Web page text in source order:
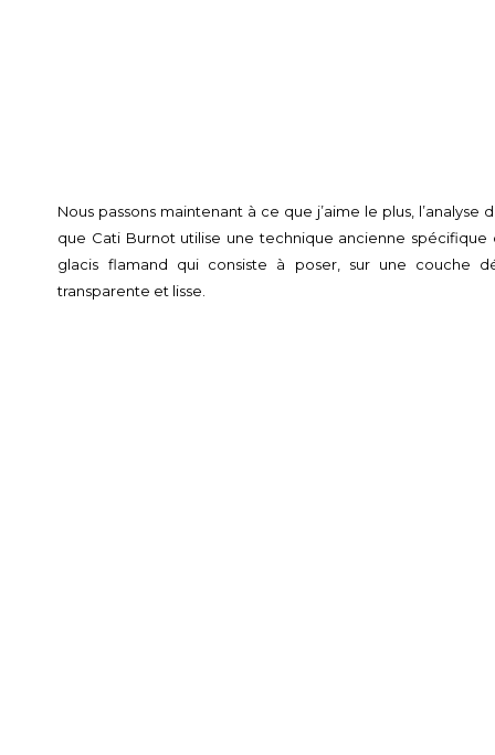
Nous passons maintenant à ce que j’aime le plus, l’analyse
que Cati Burnot utilise une technique ancienne spécifique
glacis flamand qui consiste à poser, sur une couche
transparente et lisse.